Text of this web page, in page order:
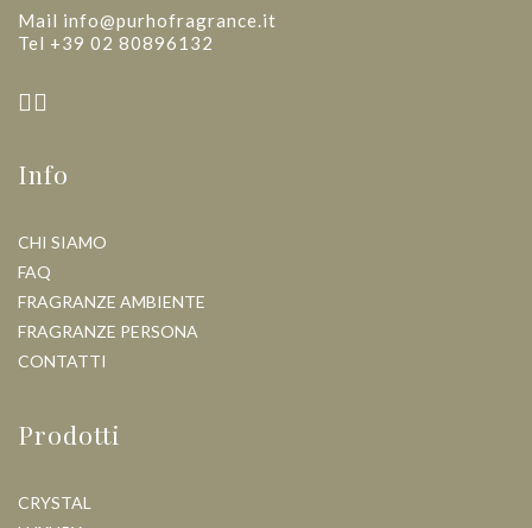
Mail info@purhofragrance.it
Tel +39 02 80896132
Info
CHI SIAMO
FAQ
FRAGRANZE AMBIENTE
FRAGRANZE PERSONA
CONTATTI
Prodotti
CRYSTAL